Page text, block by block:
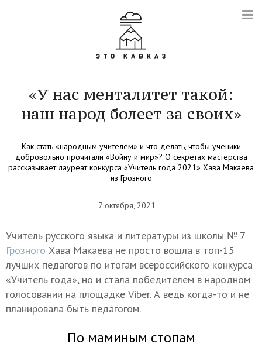
«У нас менталитет такой:
наш народ болеет за своих»
Как стать «народным учителем» и что делать, чтобы ученики
добровольно прочитали «Войну и мир»? О секретах мастерства
рассказывает лауреат конкурса «Учитель года 2021» Хава Макаева
из Грозного
7 октября, 2021
Учитель русского языка и литературы из школы № 7
Грозного Хава Макаева не просто вошла в топ-15
лучших педагогов по итогам всероссийского конкурса
«Учитель года», но и стала победителем в народном
голосовании на площадке Viber. А ведь когда-то и не
планировала быть педагогом.
По маминым стопам